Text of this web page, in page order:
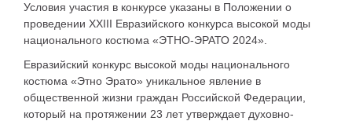
Условия участия в конкурсе указаны в Положении о
проведении XXIII Евразийского конкурса высокой моды
национального костюма «ЭТНО-ЭРАТО 2024».
Евразийский конкурс высокой моды национального
костюма «Этно Эрато» уникальное явление в
общественной жизни граждан Российской Федерации,
который на протяжении 23 лет утверждает духовно-